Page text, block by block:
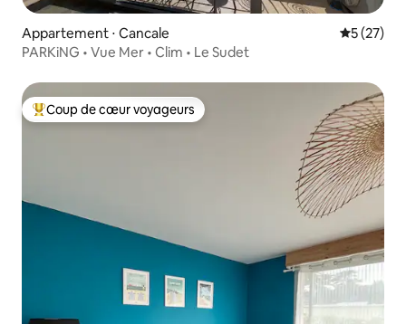
Appartement ⋅ Cancale
5 (27)
PARKiNG • Vue Mer • Clim • Le Sudet
Coups de cœur voyageurs les plus appréciés
Coup de cœur voyageurs